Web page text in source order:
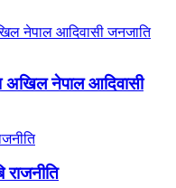
अखिल नेपाल आदिवासी
राजनीति